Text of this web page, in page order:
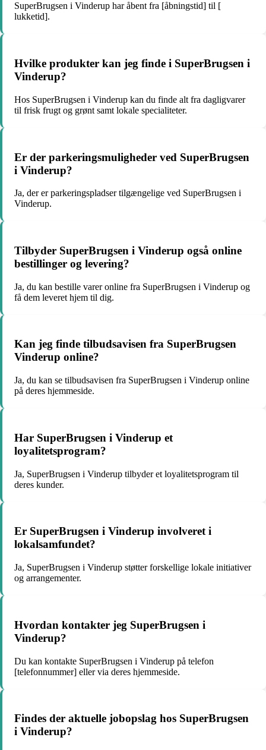
SuperBrugsen i Vinderup har åbent fra [åbningstid] til [
lukketid].
Hvilke produkter kan jeg finde i SuperBrugsen i
Vinderup?
Hos SuperBrugsen i Vinderup kan du finde alt fra dagligvarer
til frisk frugt og grønt samt lokale specialiteter.
Er der parkeringsmuligheder ved SuperBrugsen
i Vinderup?
Ja, der er parkeringspladser tilgængelige ved SuperBrugsen i
Vinderup.
Tilbyder SuperBrugsen i Vinderup også online
bestillinger og levering?
Ja, du kan bestille varer online fra SuperBrugsen i Vinderup og
få dem leveret hjem til dig.
Kan jeg finde tilbudsavisen fra SuperBrugsen
Vinderup online?
Ja, du kan se tilbudsavisen fra SuperBrugsen i Vinderup online
på deres hjemmeside.
Har SuperBrugsen i Vinderup et
loyalitetsprogram?
Ja, SuperBrugsen i Vinderup tilbyder et loyalitetsprogram til
deres kunder.
Er SuperBrugsen i Vinderup involveret i
lokalsamfundet?
Ja, SuperBrugsen i Vinderup støtter forskellige lokale initiativer
og arrangementer.
Hvordan kontakter jeg SuperBrugsen i
Vinderup?
Du kan kontakte SuperBrugsen i Vinderup på telefon
[telefonnummer] eller via deres hjemmeside.
Findes der aktuelle jobopslag hos SuperBrugsen
i Vinderup?